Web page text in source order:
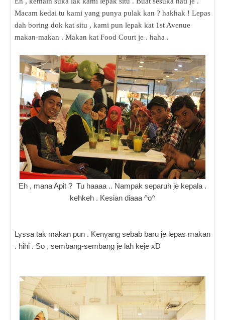
Macam kedai tu kami yang punya pulak kan ? hakhak ! Lepas
dah boring dok kat situ , kami pun lepak kat 1st Avenue
makan-makan . Makan kat Food Court je . haha .
Eh , mana Apit ? Tu haaaa .. Nampak separuh je kepala .
kehkeh . Kesian diaaa ^o^
Lyssa tak makan pun . Kenyang sebab baru je lepas makan
. hihi . So , sembang-sembang je lah keje xD